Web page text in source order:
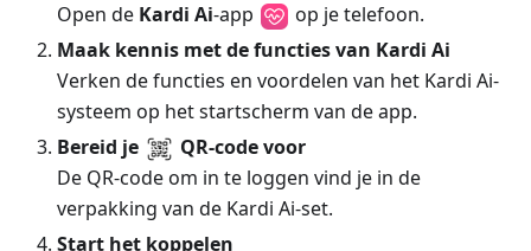
Open de Kardi Ai-app
op je telefoon.
Maak kennis met de functies van Kardi Ai
Verken de functies en voordelen van het Kardi Ai-
systeem op het startscherm van de app.
Bereid je
QR-code voor
De QR-code om in te loggen vind je in de
verpakking van de Kardi Ai-set.
Start het koppelen